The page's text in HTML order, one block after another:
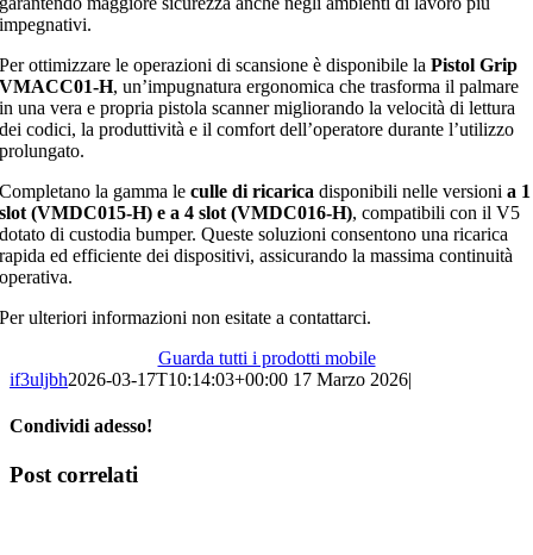
impegnativi.
Per ottimizzare le operazioni di scansione è disponibile laPistol Grip
VMACC01-H, un’impugnatura ergonomica che trasforma il palmare
in una vera e propria pistola scanner migliorando la velocità di lettura
dei codici, la produttività e il comfort dell’operatore durante l’utilizzo
prolungato.
Completano la gamma leculle di ricarica disponibili nelle versionia 1
slot (VMDC015-H) e a 4 slot (VMDC016-H), compatibili con il V5
dotato di custodia bumper. Queste soluzioni consentono una ricarica
rapida ed efficiente dei dispositivi, assicurando la massima continuità
operativa.
Per ulteriori informazioni non esitate a contattarci.
Guarda tutti i prodotti mobile
if3uljbh2026-03-17T10:14:03+00:00 17 Marzo 2026|
Condividi adesso!
Facebook
LinkedIn
WhatsApp
Email
Post correlati